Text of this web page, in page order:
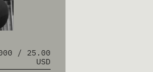
/ 25.00
USD